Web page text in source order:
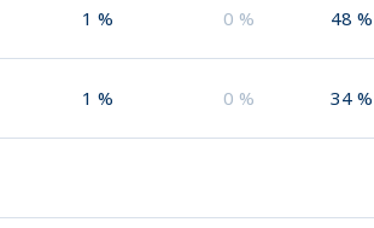
1 % 0 % 48 %
1 % 0 % 34 %